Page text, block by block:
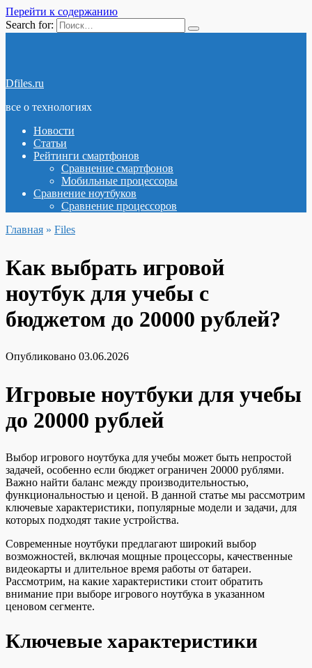
Перейти к содержанию
Search for:
Dfiles.ru
все о технологиях
Новости
Статьи
Рейтинги смартфонов
Сравнение смартфонов
Мобильные процессоры
Сравнение ноутбуков
Сравнение процессоров
Главная » Files
Как выбрать игровой
ноутбук для учебы с
бюджетом до 20000 рублей?
Опубликовано 03.06.2026
Игровые ноутбуки для учебы
до 20000 рублей
Выбор игрового ноутбука для учебы может быть непростой
задачей, особенно если бюджет ограничен 20000 рублями.
Важно найти баланс между производительностью,
функциональностью и ценой. В данной статье мы рассмотрим
ключевые характеристики, популярные модели и задачи, для
которых подходят такие устройства.
Современные ноутбуки предлагают широкий выбор
возможностей, включая мощные процессоры, качественные
видеокарты и длительное время работы от батареи.
Рассмотрим, на какие характеристики стоит обратить
внимание при выборе игрового ноутбука в указанном
ценовом сегменте.
Ключевые характеристики